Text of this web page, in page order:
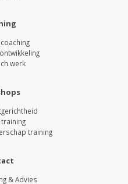
werk
training
& Advies